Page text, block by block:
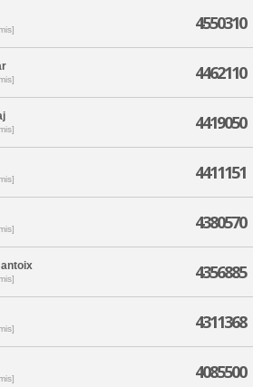
4550310
4462110
4419050
4411151
4380570
4356885
4311368
4085500